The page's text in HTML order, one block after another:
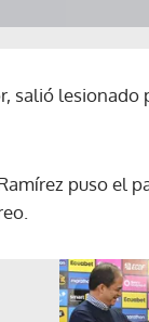
salió lesionado
puso el